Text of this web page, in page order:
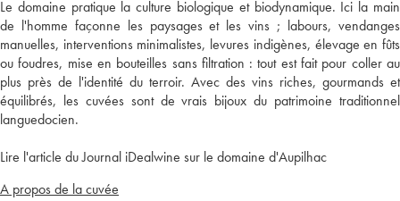
Le domaine pratique la culture biologique et biodynamique. Ici la main
de l'homme façonne les paysages et les vins ; labours, vendanges
manuelles, interventions minimalistes, levures indigènes, élevage en fûts
ou foudres, mise en bouteilles sans filtration : tout est fait pour coller au
plus près de l'identité du terroir. Avec des vins riches, gourmands et
équilibrés, les cuvées sont de vrais bijoux du patrimoine traditionnel
languedocien.
Lire l'article du Journal iDealwine sur le domaine d'Aupilhac
A propos de la cuvée